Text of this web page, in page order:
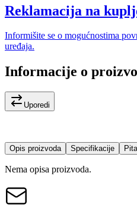
Reklamacija na
Informišite se o mogućnostima
uređaja.
Informacije o
Uporedi
Opis proizvoda Specifikacije
Nema opisa proizvoda.